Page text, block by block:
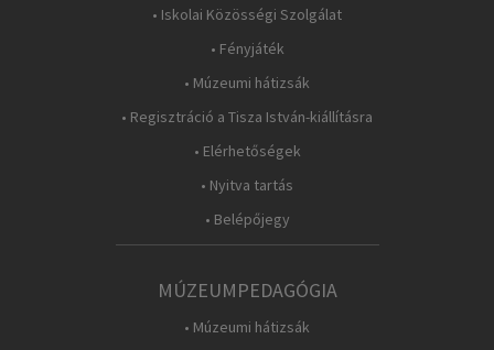
• Iskolai Közösségi Szolgálat
• Fényjáték
• Múzeumi hátizsák
• Regisztráció a Tisza István-kiállításra
• Elérhetőségek
• Nyitva tartás
• Belépőjegy
MÚZEUMPEDAGÓGIA
• Múzeumi hátizsák